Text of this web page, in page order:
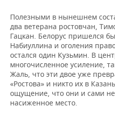
Полезными в нынешнем
два ветерана ростовчан,
Гацкан. Белорус пришелся
Набиуллина и оголения
остался один Кузьмин. В
многочисленное усиление,
Жаль, что эти двое уже
«Ростова» и никто их в
ощущение, что они и сами
насиженное место.